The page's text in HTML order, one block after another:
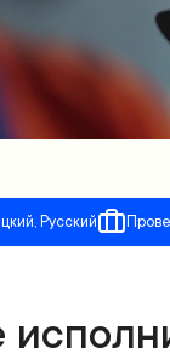
Русский